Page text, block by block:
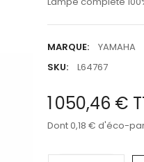
MARQUE:
YAMAHA
SKU:
L64767
1 050,46 €
Dont 0,18 € d'éco-